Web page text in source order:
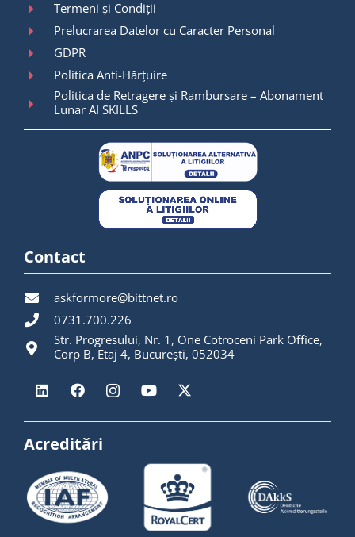
Termeni și Condiții
Prelucrarea Datelor cu Caracter Personal
GDPR
Politica Anti-Hărțuire
Politica de Retragere și Rambursare – Abonament
Lunar AI SKILLS
Contact
askformore@bittnet.ro
0731.700.226
Str. Progresului, Nr. 1, One Cotroceni Park Office,
Corp B, Etaj 4, București, 052034
Acreditări